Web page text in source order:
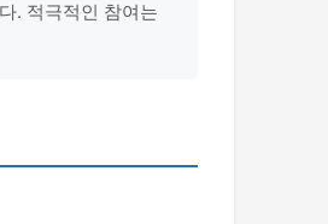
. 적극적인 참여는